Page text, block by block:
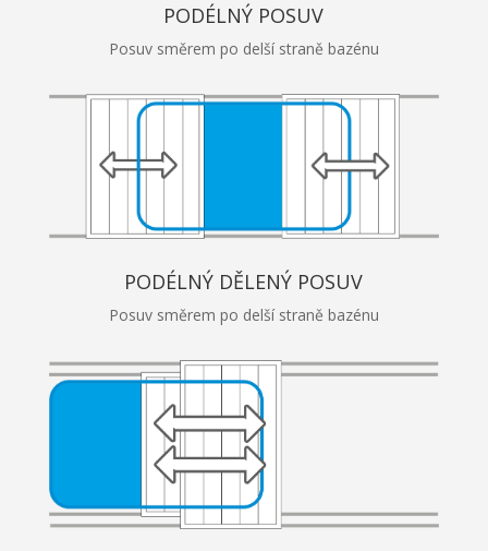
PODÉLNÝ POSUV
Posuv směrem po delší straně bazénu
PODÉLNÝ DĚLENÝ POSUV
Posuv směrem po delší straně bazénu